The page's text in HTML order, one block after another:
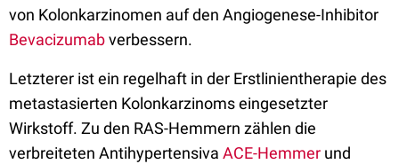
von Kolonkarzinomen auf den Angiogenese-Inhibitor
Bevacizumabverbessern.
Letzterer ist ein regelhaft in der Erstlinientherapie des
metastasierten Kolonkarzinoms eingesetzter
Wirkstoff. Zu den RAS-Hemmern zählen die
verbreiteten Antihypertensiva ACE-Hemmer und